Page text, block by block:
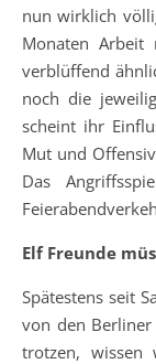
nun wirklich
Monaten Arbeit
verblüffend
noch die
scheint ihr
Mut und
Das
Elf Freunde
Spätestens seit
von den Berliner
trotzen,